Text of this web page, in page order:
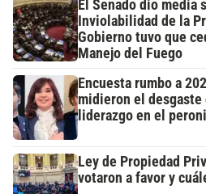
El Senado dio media
Inviolabilidad de la
Gobierno tuvo que
Manejo del Fuego
Encuesta rumbo a
midieron el
liderazgo en el
Ley de Propiedad
votaron a favor y